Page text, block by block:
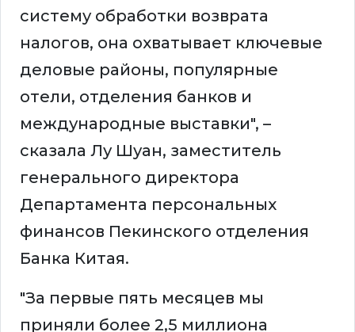
систему обработки возврата
налогов, она охватывает ключевые
деловые районы, популярные
отели, отделения банков и
международные выставки", –
сказала Лу Шуан, заместитель
генерального директора
Департамента персональных
финансов Пекинского отделения
Банка Китая.
"За первые пять месяцев мы
приняли более 2,5 миллиона